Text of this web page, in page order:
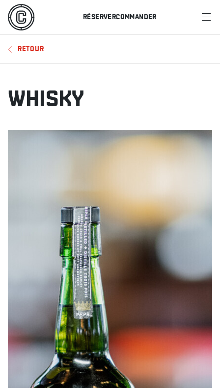
RÉSERVERCOMMANDER
MENU
RESTAURANTS
OFFRES ET PROMOTIONS
HORAIRE DES SPORTS
COMMANDER
EMPLOIS EN ÉPICERIE BOUTIQUE
TRAITEUR ÉVÉNEMENTIEL NOUS JOINDRE
DONNER VOTRE OPINION
RETOUR
WHISKY